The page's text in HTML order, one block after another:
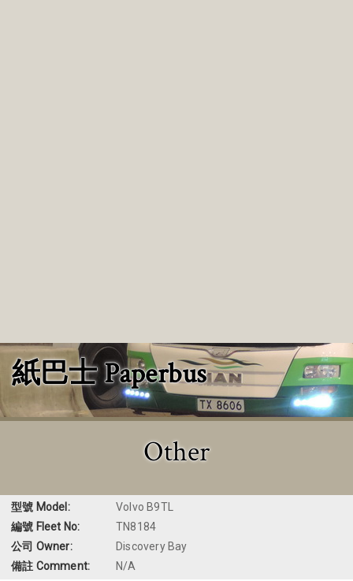
紙巴士 Paperbus
Other
Volvo B9TL
TN8184
Discovery Bay
N/A